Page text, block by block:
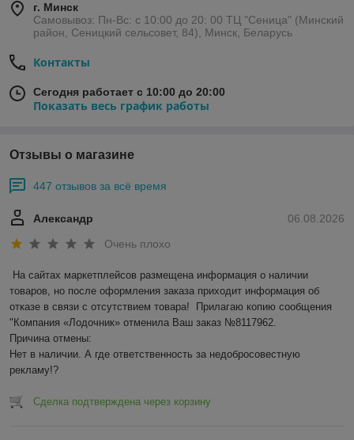
г. Минск
Самовывоз: Пн-Вс: с 10:00 до 20: 00 ТЦ "Сеница" (Минский
район, Сеницкий сельсовет, 84), Минск, Беларусь
Контакты
Сегодня работает с 10:00 до 20:00
Показать весь график работы
Отзывы о магазине
447 отзывов за всё время
06.08.2026
Александр
Очень плохо
На сайтах маркетплейсов размещена информация о наличии
товаров, но после оформления заказа приходит информация об
отказе в связи с отсутствием товара!  Прилагаю копию сообщения
"Компания «Лодочник» отменила Ваш заказ №8117962.
Причина отмены:
Нет в наличии. А где ответственность за недобросовестную
рекламу!?
Сделка подтверждена через корзину